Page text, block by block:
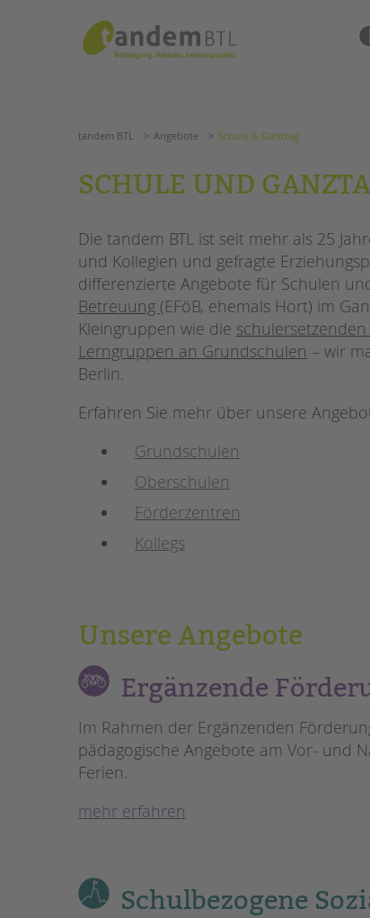
ANGEBOTE
SCHULE & GANZTAG
Grundschulen
Oberschulen
Förderzentren
Kollegs
EFöB
Schulbezogene Sozialarbeit
BETREUTES
TANDEM BTL
Zertfikatskurse
tandem BTL Angebote
tandem BTL Angebote Schule & Ganztag
SCHULE UND
Die tandem BTL ist seit mehr als 25
und Kollegien und gefragte
differenzierte Angebote für Schulen
Betreuung (EFöB, ehemals Hort) im
Kleingruppen wie die
Lerngruppen an Grundschulen – wir
Berlin.
Erfahren Sie mehr über unsere
Grundschulen
Oberschulen
Förderzentren
Kollegs
Unsere Angebote
Ergänzende
Im Rahmen der Ergänzenden
pädagogische Angebote am Vor- und
Ferien.
mehr erfahren
Schulbezogene